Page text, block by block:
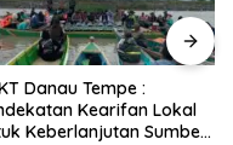
Cara Mengatasi Penyakit
PMK pada Sapi Perah
Alami dan Medis